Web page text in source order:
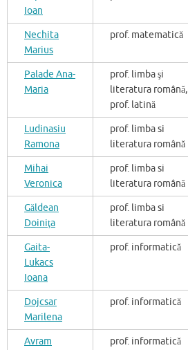
Ioan
Nechita
Marius
prof. matematică
Palade Ana-
Maria
prof. limba şi
literatura română,
prof. latină
Ludinasiu
Ramona
prof. limba si
literatura română
Mihai
Veronica
prof. limba si
literatura română
Găldean
Doiniţa
prof. limba si
literatura română
Gaita-
Lukacs
Ioana
prof. informatică
Dojcsar
Marilena
prof. informatică
Avram
prof. informatică